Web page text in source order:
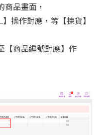
品畫面，
操作對應，等【揀貨】
【商品編號對應】作